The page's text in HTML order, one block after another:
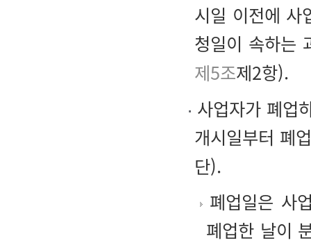
시일 이전에 사
청일이 속하는
제5조제2항).
사업자가 폐업
개시일부터 폐
단).
폐업일은 사
폐업한 날이